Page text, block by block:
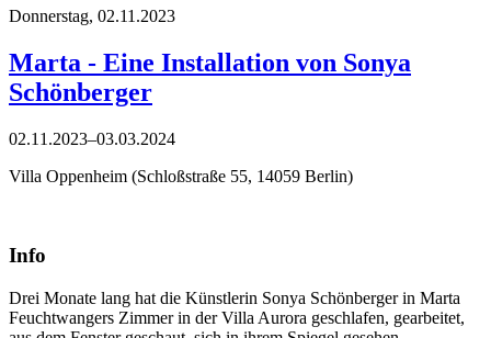
Donnerstag, 02.11.2023
Marta - Eine Installation von Sonya
Schönberger
02.11.2023–03.03.2024
Villa Oppenheim (Schloßstraße 55, 14059 Berlin)
Info
Drei Monate lang hat die Künstlerin Sonya Schönberger in Marta
Feuchtwangers Zimmer in der Villa Aurora geschlafen, gearbeitet,